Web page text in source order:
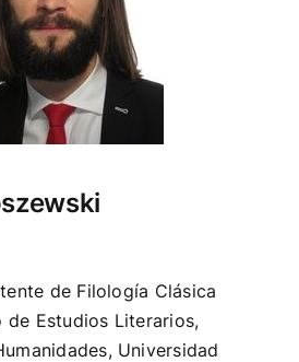
de Filología Clásica
de Estudios Literarios,
Universidad